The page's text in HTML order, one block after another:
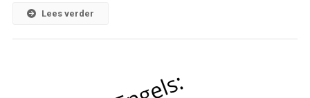
Lees verder